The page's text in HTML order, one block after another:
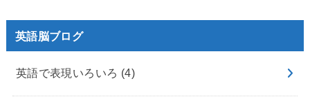
英語脳ブログ
英語で表現いろいろ (4)